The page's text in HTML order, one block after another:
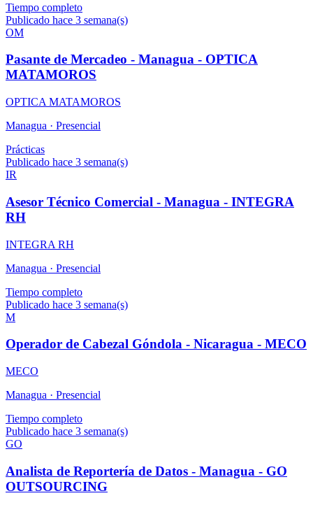
Tiempo completo
Publicado hace 3 semana(s)
OM
Pasante de Mercadeo - Managua - OPTICA
MATAMOROS
OPTICA MATAMOROS
Managua · Presencial
Prácticas
Publicado hace 3 semana(s)
IR
Asesor Técnico Comercial - Managua - INTEGRA
RH
INTEGRA RH
Managua · Presencial
Tiempo completo
Publicado hace 3 semana(s)
M
Operador de Cabezal Góndola - Nicaragua - MECO
MECO
Managua · Presencial
Tiempo completo
Publicado hace 3 semana(s)
GO
Analista de Reportería de Datos - Managua - GO
OUTSOURCING